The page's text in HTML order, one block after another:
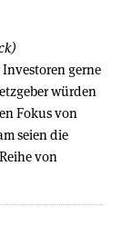
gerne
würden
Fokus von
seien die
von